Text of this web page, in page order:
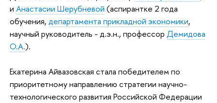
и Анастасии Шерубневой (аспирантке 2 года
обучения, департамента прикладной экономики,
научный руководитель - д.э.н., профессор Демидова
О.А.).
Екатерина Айвазовская стала победителем по
приоритетному направлению стратегии научно-
технологического развития Российской Федерации